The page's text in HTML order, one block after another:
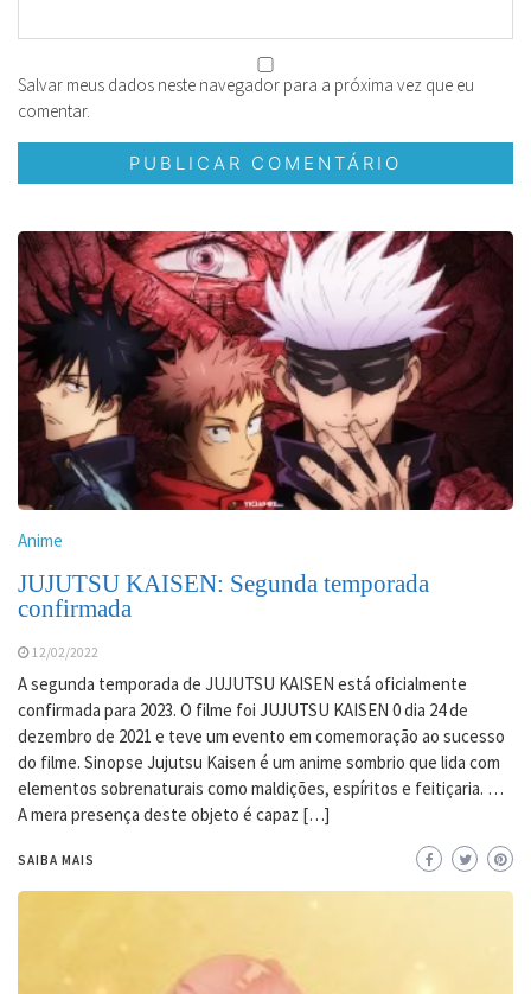
Salvar meus dados neste navegador para a próxima vez que eu
comentar.
Anime
JUJUTSU KAISEN: Segunda temporada
confirmada
12/02/2022
A segunda temporada de JUJUTSU KAISEN está oficialmente
confirmada para 2023. O filme foi JUJUTSU KAISEN 0 dia 24 de
dezembro de 2021 e teve um evento em comemoração ao sucesso
do filme. Sinopse Jujutsu Kaisen é um anime sombrio que lida com
elementos sobrenaturais como maldições, espíritos e feitiçaria. …
A mera presença deste objeto é capaz […]
SAIBA MAIS